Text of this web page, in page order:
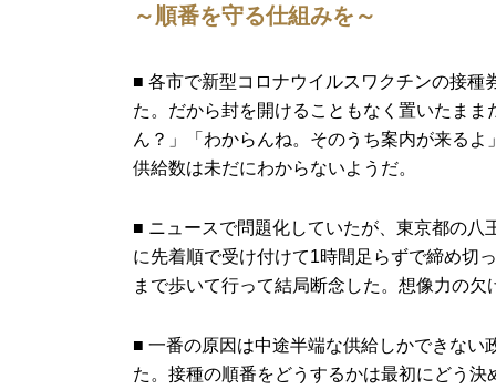
～順番を守る仕組みを～
■ 各市で新型コロナウイルスワクチンの接
た。だから封を開けることもなく置いたま
ん？」「わからんね。そのうち案内が来る
供給数は未だにわからないようだ。
■ ニュースで問題化していたが、東京都の
に先着順で受け付けて1時間足らずで締め切
まで歩いて行って結局断念した。想像力の
■ 一番の原因は中途半端な供給しかできな
た。接種の順番をどうするかは最初にどう